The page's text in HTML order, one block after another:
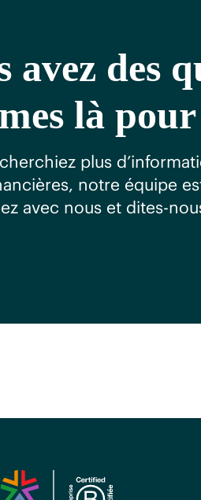
avez des
là
plus
notre équipe
avec nous et dites-